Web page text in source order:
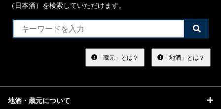
（日本酒）を検索していただけます。
検
索
る
「蔵元」とは？ 「地酒」とは？
地酒・蔵元について